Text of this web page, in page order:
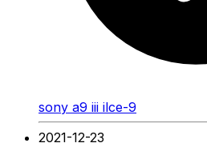
sony a9 iii ilce-9
2021-12-23